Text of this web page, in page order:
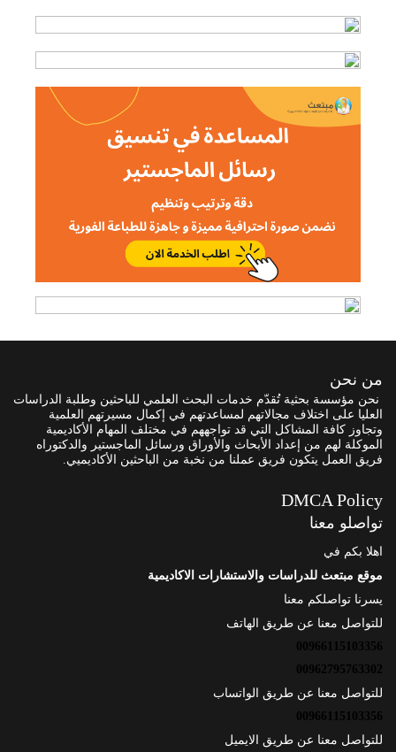
من نحن
نحن مؤسسة بحثية تُقدّم خدمات البحث العلمي للباحثين وطلبة الدراسات
العليا على اختلاف مجالاتهم لمساعدتهم في إكمال مسيرتهم العلمية
وتجاوز كافة المشاكل التي قد تواجههم في مختلف المهام الأكاديمية
الموكلة لهم من إعداد الأبحاث والأوراق ورسائل الماجستير والدكتوراه
فريق العمل يتكون فريق عملنا من نخبة من الباحثين الأكاديميي.
DMCA Policy
تواصلو معنا
اهلا بكم في
موقع مبتعث للدراسات والاستشارات الاكاديمية
يسرنا تواصلكم معنا
للتواصل معنا عن طريق الهاتف
00966115103356
00962795763302
للتواصل معنا عن طريق الواتساب
00966115103356
للتواصل معنا عن طريق الايميل